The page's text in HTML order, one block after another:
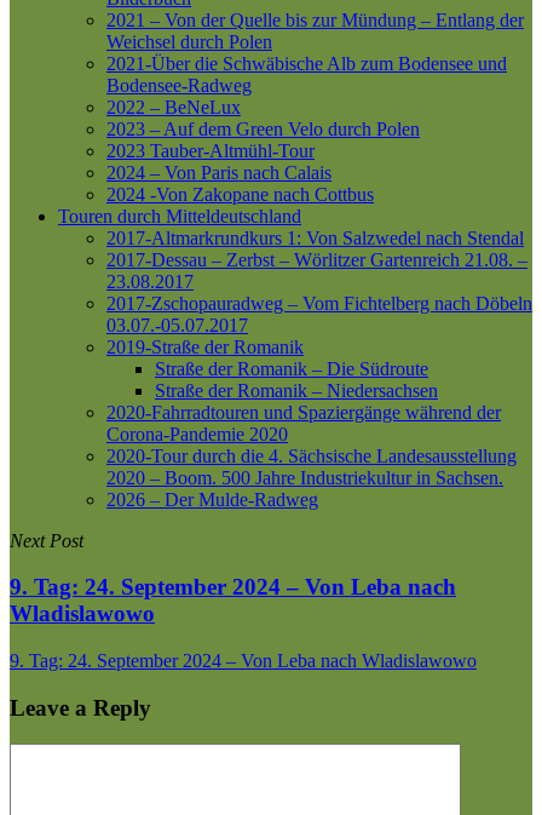
2021 – Von der Quelle bis zur Mündung – Entlang der
Weichsel durch Polen
2021-Über die Schwäbische Alb zum Bodensee und
Bodensee-Radweg
2022 – BeNeLux
2023 – Auf dem Green Velo durch Polen
2023 Tauber-Altmühl-Tour
2024 – Von Paris nach Calais
2024 -Von Zakopane nach Cottbus
Touren durch Mitteldeutschland
2017-Altmarkrundkurs 1: Von Salzwedel nach Stendal
2017-Dessau – Zerbst – Wörlitzer Gartenreich 21.08. –
23.08.2017
2017-Zschopauradweg – Vom Fichtelberg nach Döbeln
03.07.-05.07.2017
2019-Straße der Romanik
Straße der Romanik – Die Südroute
Straße der Romanik – Niedersachsen
2020-Fahrradtouren und Spaziergänge während der
Corona-Pandemie 2020
2020-Tour durch die 4. Sächsische Landesausstellung
2020 – Boom. 500 Jahre Industriekultur in Sachsen.
2026 – Der Mulde-Radweg
Next Post
9. Tag: 24. September 2024 – Von Leba nach
Wladislawowo
9. Tag: 24. September 2024 – Von Leba nach Wladislawowo
Leave a Reply